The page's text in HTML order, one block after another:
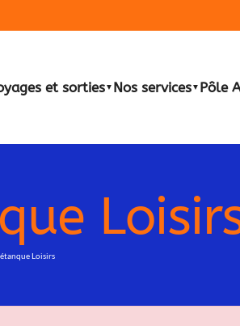
et sorties▼ Nos services▼ Pôle
Loisirs